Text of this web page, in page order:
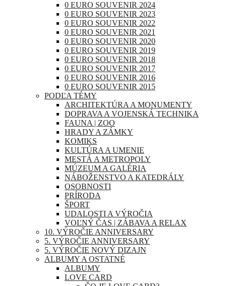
0 EURO SOUVENIR 2024
0 EURO SOUVENIR 2023
0 EURO SOUVENIR 2022
0 EURO SOUVENIR 2021
0 EURO SOUVENIR 2020
0 EURO SOUVENIR 2019
0 EURO SOUVENIR 2018
0 EURO SOUVENIR 2017
0 EURO SOUVENIR 2016
0 EURO SOUVENIR 2015
PODĽA TÉMY
ARCHITEKTÚRA A MONUMENTY
DOPRAVA A VOJENSKÁ TECHNIKA
FAUNA | ZOO
HRADY A ZÁMKY
KOMIKS
KULTÚRA A UMENIE
MESTÁ A METROPOLY
MÚZEUM A GALÉRIA
NÁBOŽENSTVO A KATEDRÁLY
OSOBNOSTI
PRÍRODA
ŠPORT
UDALOSTI A VÝROČIA
VOĽNÝ ČAS | ZÁBAVA A RELAX
10. VÝROČIE ANNIVERSARY
5. VÝROČIE ANNIVERSARY
5. VÝROČIE NOVÝ DIZAJN
ALBUMY A OSTATNÉ
ALBUMY
LOVE CARD